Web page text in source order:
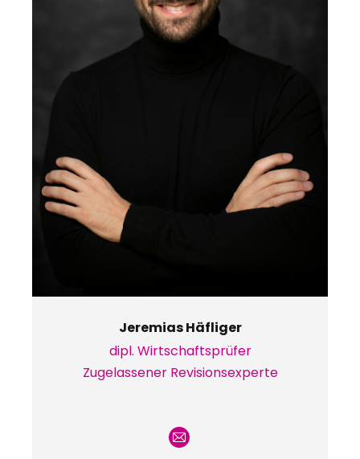
Jeremias Häfliger
dipl. Wirtschaftsprüfer
Zugelassener Revisionsexperte
E-